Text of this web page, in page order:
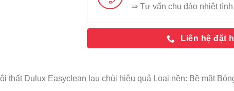
⇒ Tư vấn chu đáo nhiệt
Liên hệ đặt
thất Dulux Easyclean lau chùi hiệu quả Loại nền: Bề mặt